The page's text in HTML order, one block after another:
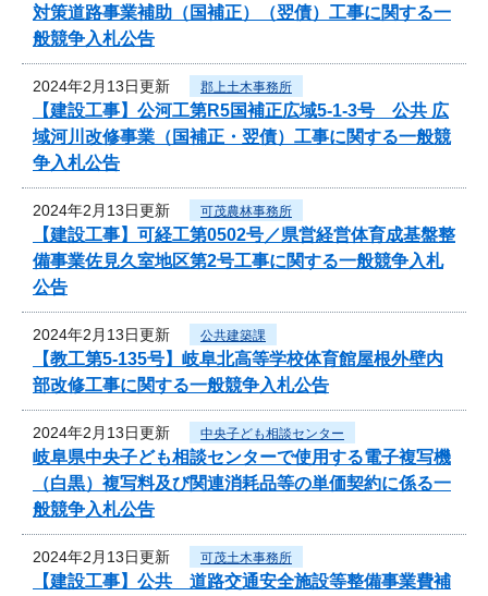
対策道路事業補助（国補正）（翌債）工事に関する一
般競争入札公告
2024年2月13日更新 郡上土木事務所
【建設工事】公河工第R5国補正広域5-1-3号 公共 広
域河川改修事業（国補正・翌債）工事に関する一般競
争入札公告
2024年2月13日更新 可茂農林事務所
【建設工事】可経工第0502号／県営経営体育成基盤整
備事業佐見久室地区第2号工事に関する一般競争入札
公告
2024年2月13日更新 公共建築課
【教工第5-135号】岐阜北高等学校体育館屋根外壁内
部改修工事に関する一般競争入札公告
2024年2月13日更新 中央子ども相談センター
岐阜県中央子ども相談センターで使用する電子複写機
（白黒）複写料及び関連消耗品等の単価契約に係る一
般競争入札公告
2024年2月13日更新 可茂土木事務所
【建設工事】公共 道路交通安全施設等整備事業費補